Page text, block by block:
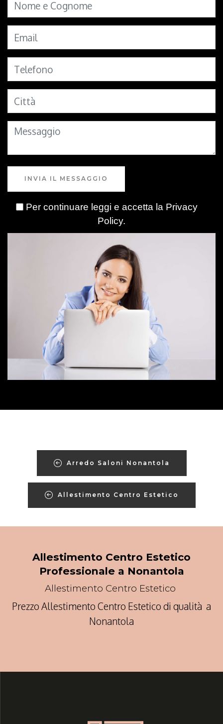
INVIA IL MESSAGGIO
Per continuare leggi e accetta la Privacy
Policy.
Arredo Saloni Nonantola
Allestimento Centro Estetico
Allestimento Centro Estetico
Professionale a Nonantola
Allestimento Centro Estetico
Prezzo Allestimento Centro Estetico di qualità a
Nonantola